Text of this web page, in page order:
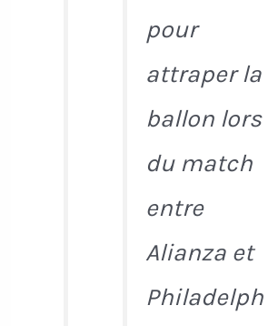
pour
attraper la
ballon lors
du match
entre
Alianza et
Philadelph